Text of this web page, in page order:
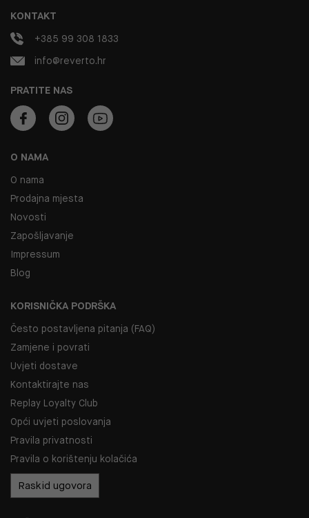
O NAMA
O nama
Prodajna mjesta
Novosti
Zapošljavanje
Impressum
Blog
KORISNIČKA PODRŠKA
Često postavljena pitanja (FAQ)
Zamjene i povrati
Uvjeti dostave
Kontaktirajte nas
Replay Loyalty Club
Opći uvjeti poslovanja
Pravila privatnosti
Pravila o korištenju kolačića
Raskid ugovora
PRATITE NAS
KONTAKT
+385 99 308 1833
info@reverto.hr